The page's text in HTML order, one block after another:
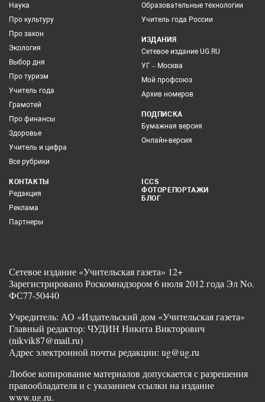
Наука
Про культуру
Про закон
Экология
Выбор дня
Про туризм
Учитель года
Грамотей
Про финансы
Здоровье
Учитель и цифра
Все рубрики
Образовательные технологии
Учитель года России
ИЗДАНИЯ
Сетевое издание UG.RU
УГ – Москва
Мой профсоюз
Архив номеров
ПОДПИСКА
Бумажная версия
Онлайн-версия
КОНТАКТЫ
Редакция
Реклама
Партнеры
ICCS
ФОТОРЕПОРТАЖИ
БЛОГ
Сетевое издание «Учительская газета» 12+
Зарегистрировано Роскомнадзором 6 июля 2012 года Эл No.
ФС77-50440
Учредитель: АО «Издательский дом «Учительская газета»
Главный редактор: ЧУДИН Никита Викторович
(nikvik87@mail.ru)
Адрес электронной почты редакции: ug@ug.ru
Любое копирование материалов допускается с разрешения
правообладателя и с указанием ссылки на издание
www.ug.ru.